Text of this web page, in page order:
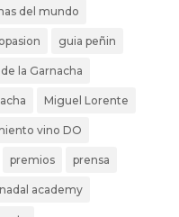
del mundo
guia peñin
la Garnacha
Miguel Lorente
vino DO
premios prensa
academy